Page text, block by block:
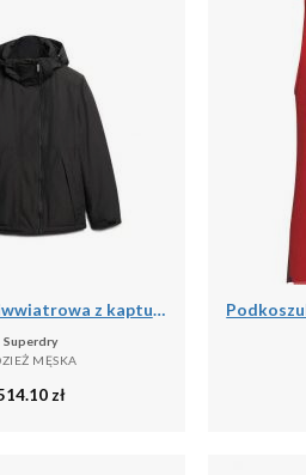
Kurtka przeciwwiatrowa z kapturem Yachter od SUPERDRY
Superdry
MĘSKA
zł